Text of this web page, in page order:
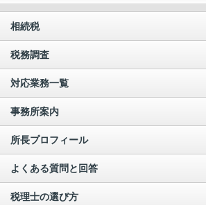
相続税
税務調査
対応業務一覧
事務所案内
所長プロフィール
よくある質問と回答
税理士の選び方